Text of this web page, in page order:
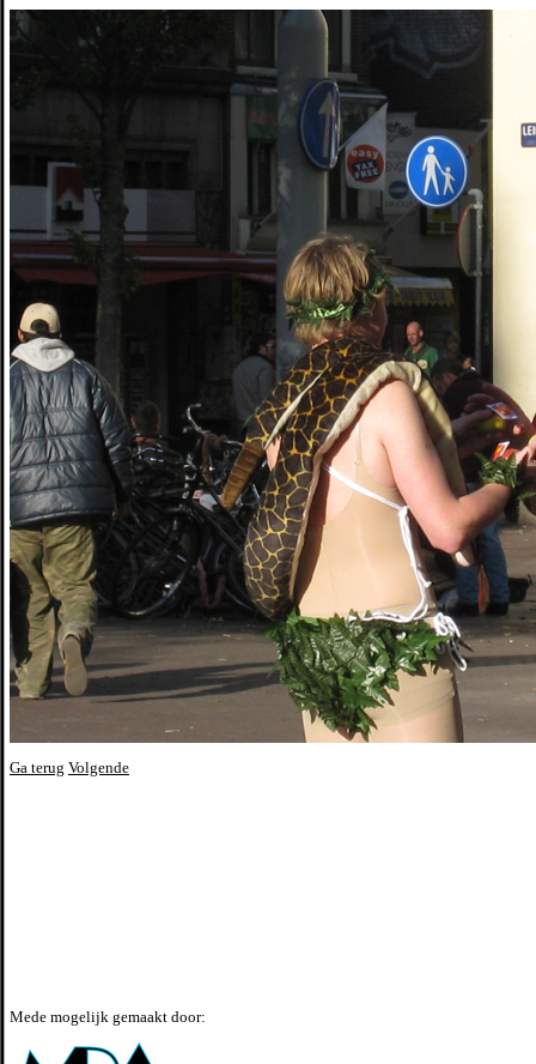
Ga terug Volgende
Mede mogelijk gemaakt door: